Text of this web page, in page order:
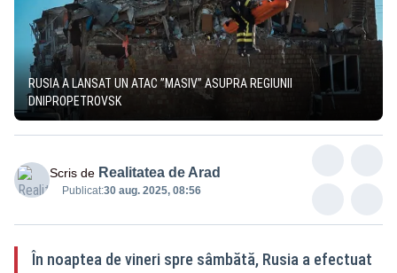
RUSIA A LANSAT UN ATAC ”MASIV” ASUPRA REGIUNII
DNIPROPETROVSK
Scris de Realitatea de Arad
Publicat:30 aug. 2025, 08:56
În noaptea de vineri spre sâmbătă, Rusia a efectuat